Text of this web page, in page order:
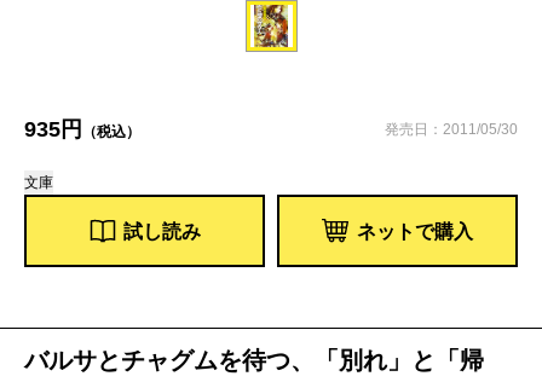
935円 （税込） 発売日：2011/05/30
文庫
試し読み ネットで購入
バルサとチャグムを待つ、「別れ」と「帰